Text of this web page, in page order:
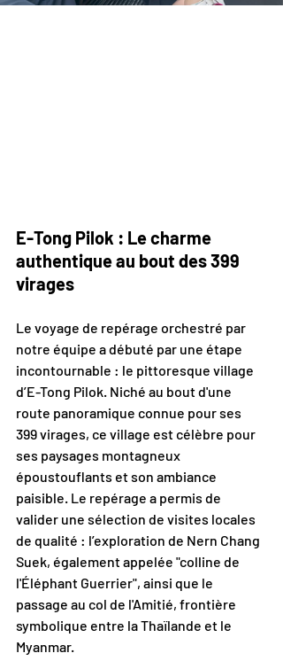
E-Tong Pilok : Le charme
authentique au bout des 399
virages
Le voyage de repérage orchestré par
notre équipe a débuté par une étape
incontournable : le pittoresque village
d’E-Tong Pilok. Niché au bout d'une
route panoramique connue pour ses
399 virages, ce village est célèbre pour
ses paysages montagneux
époustouflants et son ambiance
paisible. Le repérage a permis de
valider une sélection de visites locales
de qualité : l’exploration de Nern Chang
Suek, également appelée "colline de
l'Éléphant Guerrier", ainsi que le
passage au col de l'Amitié, frontière
symbolique entre la Thaïlande et le
Myanmar.